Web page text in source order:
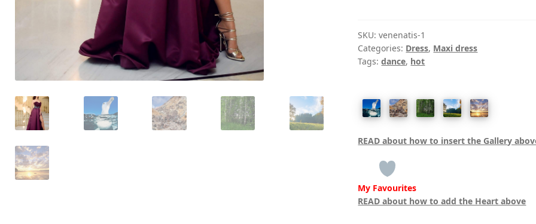
Gothic
Halloween
Dress
SKU:venenatis-1
Categories: Dress, Maxi dress
Tags:dance, hot
READ about how to insert the Gallery
My Favourites
READ about how to add the Heart above